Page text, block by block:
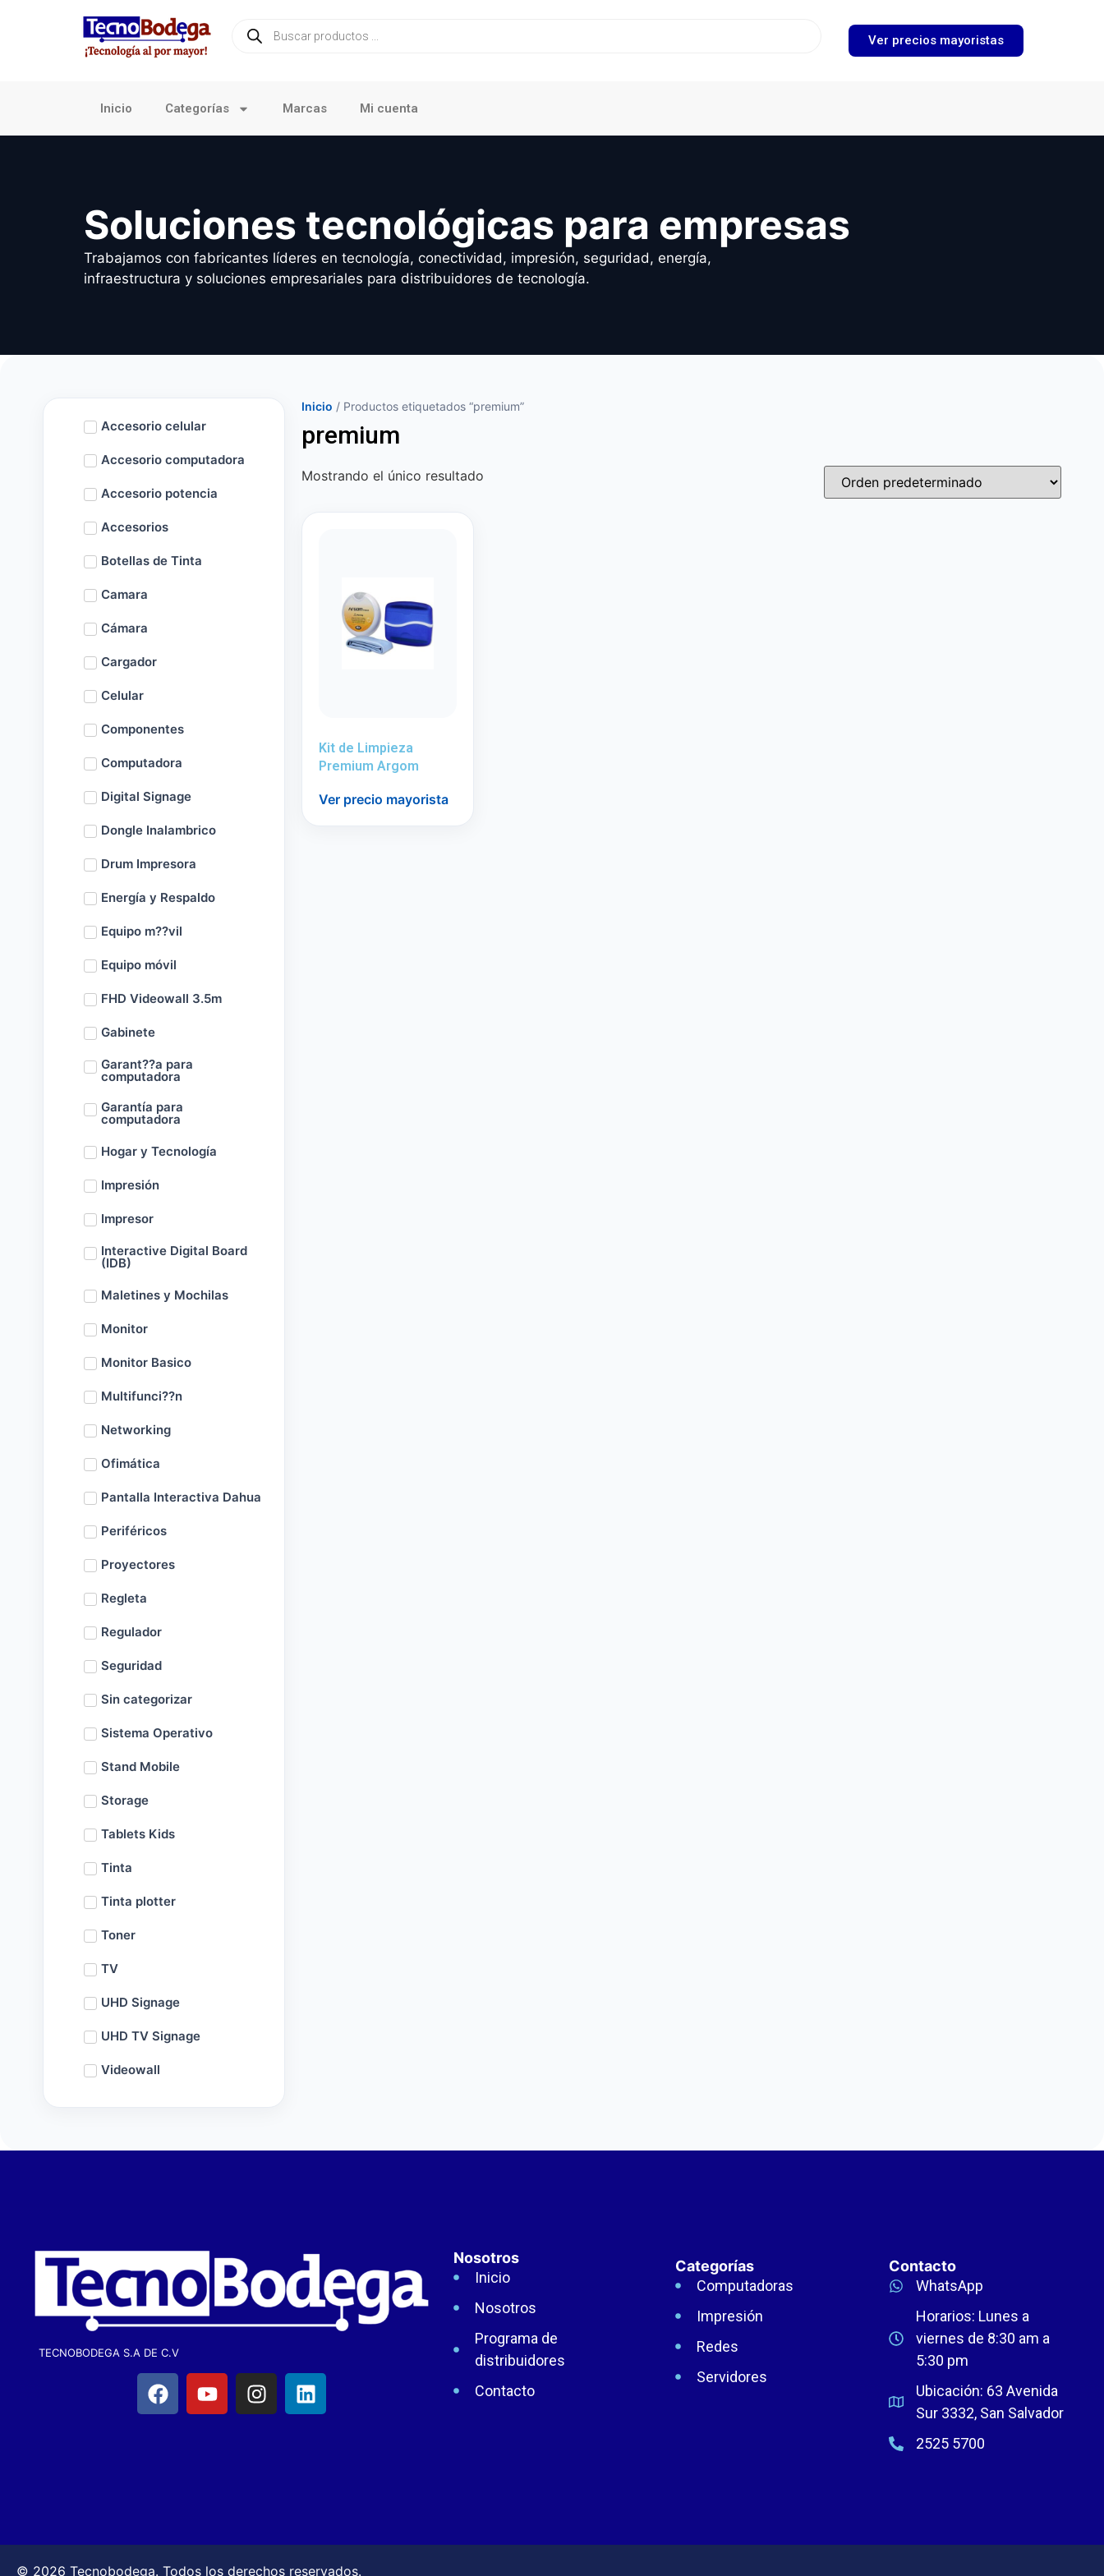
Ver precios mayoristas
Inicio Categorías Marcas Mi cuenta
Soluciones tecnológicas para empresas
Trabajamos con fabricantes líderes en tecnología, conectividad, impresión, seguridad, energía,
infraestructura y soluciones empresariales para distribuidores de tecnología.
Accesorio celular
Accesorio computadora
Accesorio potencia
Accesorios
Botellas de Tinta
Camara
Cámara
Cargador
Celular
Componentes
Computadora
Digital Signage
Dongle Inalambrico
Drum Impresora
Energía y Respaldo
Equipo m??vil
Equipo móvil
FHD Videowall 3.5m
Gabinete
Garant??a para
computadora
Garantía para
computadora
Hogar y Tecnología
Impresión
Impresor
Interactive Digital Board
(IDB)
Maletines y Mochilas
Monitor
Monitor Basico
Multifunci??n
Networking
Ofimática
Pantalla Interactiva Dahua
Periféricos
Proyectores
Regleta
Regulador
Seguridad
Sin categorizar
Sistema Operativo
Stand Mobile
Storage
Tablets Kids
Tinta
Tinta plotter
Toner
TV
UHD Signage
UHD TV Signage
Videowall
Inicio / Productos etiquetados “premium”
premium
Mostrando el único resultado
Kit de Limpieza
Premium Argom
Ver precio mayorista
TECNOBODEGA S.A DE C.V
Nosotros
Inicio
Nosotros
Programa de
distribuidores
Contacto
Categorías
Computadoras
Impresión
Redes
Servidores
Contacto
WhatsApp
Horarios: Lunes a
viernes de 8:30 am a
5:30 pm
Ubicación: 63 Avenida
Sur 3332, San Salvador
2525 5700
© 2026 Tecnobodega. Todos los derechos reservados.